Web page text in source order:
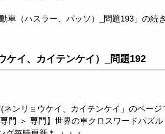
車（ハスラー、パッソ）_問題193」の続
ケイ、カイテンケイ）_問題192
ンリョウケイ、カイテンケイ」のページ
門 ＞ 専門】世界の車クロスワードパズル